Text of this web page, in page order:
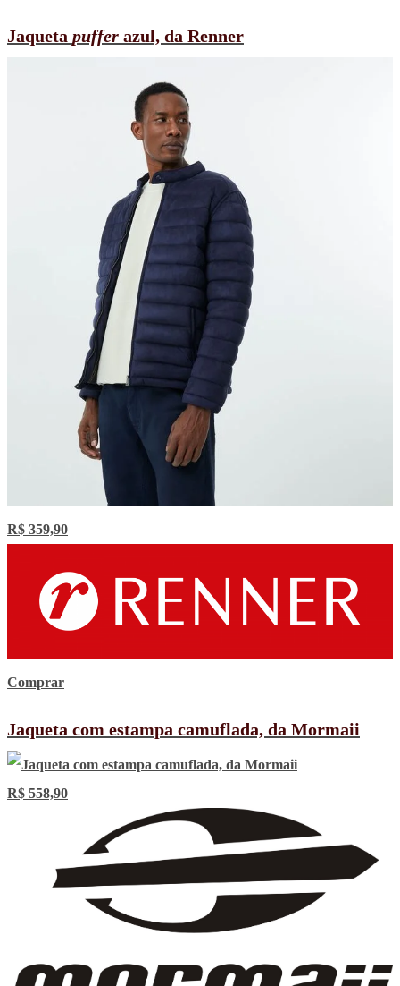
Jaqueta puffer azul, da Renner
R$ 359,90
Comprar
Jaqueta com estampa camuflada, da Mormaii
R$ 558,90